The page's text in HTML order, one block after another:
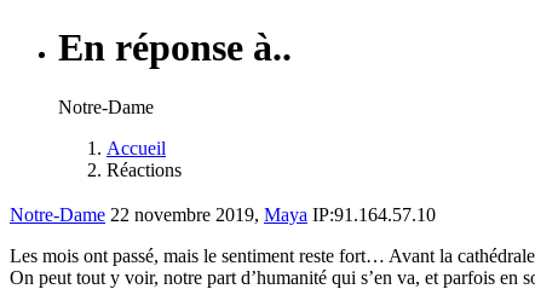
En réponse à..
Notre-Dame
Accueil
Réactions
Notre-Dame 22 novembre 2019, Maya IP:91.164.57.10
Les mois ont passé, mais le sentiment reste fort… Avant la
On peut tout y voir, notre part d’humanité qui s’en va, et parfois en